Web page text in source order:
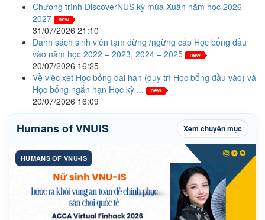
Chương trình DiscoverNUS kỳ mùa Xuân năm học 2026-
2027
31/07/2026 21:10
Danh sách sinh viên tạm dừng /ngừng cấp Học bổng đầu
vào năm học 2022 – 2023, 2024 – 2025
20/07/2026 16:25
Về việc xét Học bổng dài hạn (duy trì Học bổng đầu vào) và
Học bổng ngắn hạn Học kỳ ...
20/07/2026 16:09
Humans of VNUIS Xem chuyên mục
HUMANS OF VNU-IS